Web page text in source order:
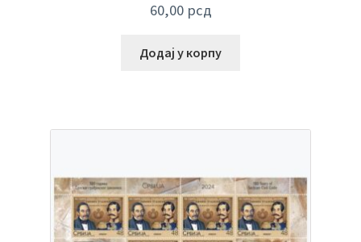
60,00 рсд
Додај у корпу